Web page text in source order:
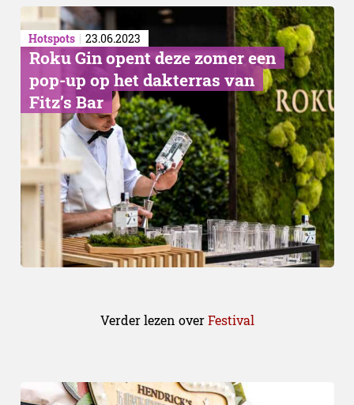
Hotspots 23.06.2023
Roku Gin opent deze zomer een
pop-up op het dakterras van
Fitz’s Bar
Verder lezen overFestival